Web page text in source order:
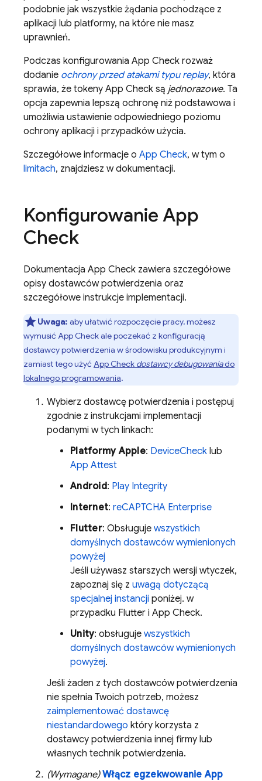
podobnie jak wszystkie żądania pochodzące z
aplikacji lub platformy, na które nie masz
uprawnień.
Podczas konfigurowania App Check rozważ
dodanie ochrony przed atakami typu replay, która
sprawia, że tokeny App Check są jednorazowe. Ta
opcja zapewnia lepszą ochronę niż podstawowa i
umożliwia ustawienie odpowiedniego poziomu
ochrony aplikacji i przypadków użycia.
Szczegółowe informacje o App Check, w tym o
limitach, znajdziesz w dokumentacji.
Konfigurowanie App
Check
Dokumentacja App Check zawiera szczegółowe
opisy dostawców potwierdzenia oraz
szczegółowe instrukcje implementacji.
Uwaga: aby ułatwić rozpoczęcie pracy, możesz
wymusić App Checkale poczekać z konfiguracją
dostawcy potwierdzenia w środowisku produkcyjnym i
zamiast tego użyć App Check dostawcy debugowaniado
lokalnego programowania.
Wybierz dostawcę potwierdzenia i postępuj
zgodnie z instrukcjami implementacji
podanymi w tych linkach:
Platformy Apple: DeviceChecklub
App Attest
Android: Play Integrity
Internet: reCAPTCHA Enterprise
Flutter: Obsługuje wszystkich
domyślnych dostawców wymienionych
powyżej
Jeśli używasz starszych wersji wtyczek,
zapoznaj się z uwagą dotyczącą
specjalnej instancji poniżej. w
przypadku Flutter i App Check.
Unity: obsługujewszystkich
domyślnych dostawców wymienionych
powyżej.
Jeśli żaden z tych dostawców potwierdzenia
nie spełnia Twoich potrzeb, możesz
zaimplementować dostawcę
niestandardowego który korzysta z
dostawcy potwierdzenia innej firmy lub
własnych technik potwierdzenia.
(Wymagane) Włącz egzekwowanieApp